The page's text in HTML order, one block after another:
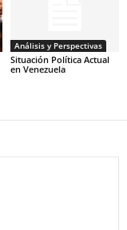
Análisis y Perspectivas
Situación Política Actual
en Venezuela